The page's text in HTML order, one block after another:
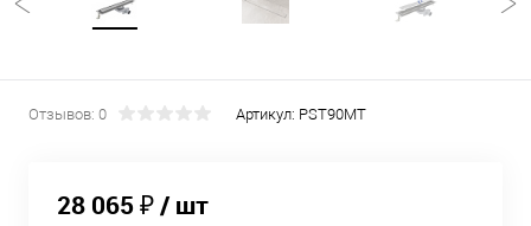
Отзывов: 0 Артикул: PST90MT
28 065 ₽/ шт